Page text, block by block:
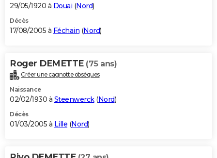
29/05/1920 à Douai (Nord)
Décès
17/08/2005 à Féchain (Nord)
Roger DEMETTE (75 ans)
Créer une cagnotte obsèques
Naissance
02/02/1930 à Steenwerck(Nord)
Décès
01/03/2005 à Lille (Nord)